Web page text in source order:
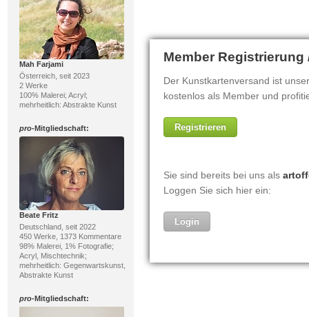
Mah Farjami
Österreich, seit 2023
2 Werke
100% Malerei; Acryl;
mehrheitlich: Abstrakte Kunst
pro-Mitgliedschaft:
Beate Fritz
Deutschland, seit 2022
450 Werke, 1373 Kommentare
98% Malerei, 1% Fotografie;
Acryl, Mischtechnik;
mehrheitlich: Gegenwartskunst,
Abstrakte Kunst
pro-Mitgliedschaft: